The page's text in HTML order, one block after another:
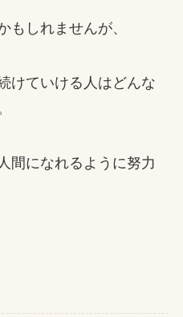
もしれませんが、
けていける人はどんな
間になれるように努力